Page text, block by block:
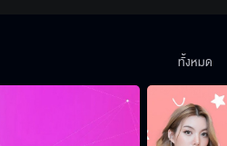
ทั้งหมด